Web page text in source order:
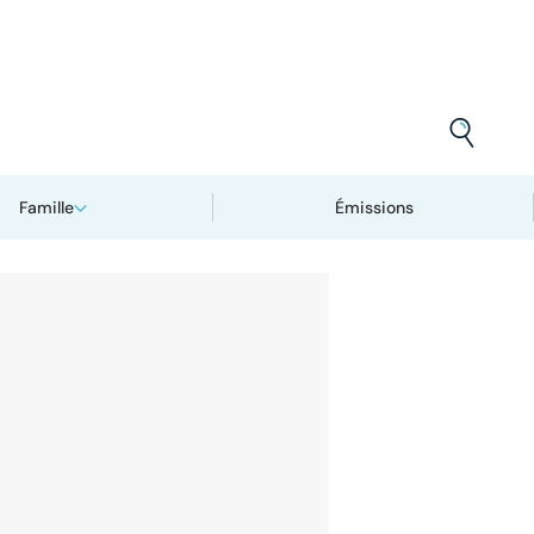
Famille Émissions